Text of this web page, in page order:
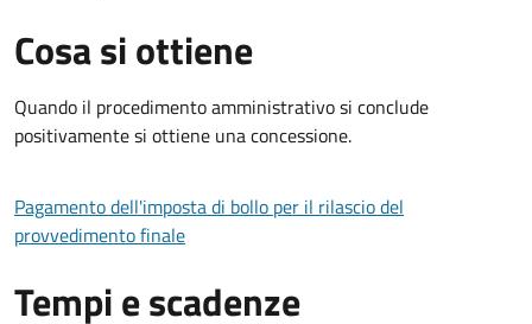
Cosa si ottiene
Quando il procedimento amministrativo si conclude
positivamente si ottiene una concessione.
Pagamento dell'imposta di bollo per il rilascio del
provvedimento finale
Tempi e scadenze